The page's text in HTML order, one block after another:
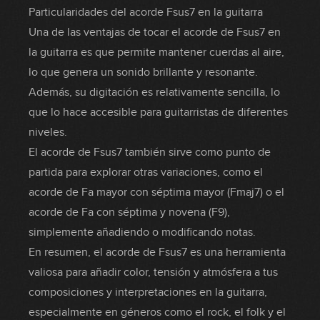
Particularidades del acorde Fsus7 en la guitarra
Una de las ventajas de tocar el acorde de Fsus7 en
la guitarra es que permite mantener cuerdas al aire,
lo que genera un sonido brillante y resonante.
Además, su digitación es relativamente sencilla, lo
que lo hace accesible para guitarristas de diferentes
niveles.
El acorde de Fsus7 también sirve como punto de
partida para explorar otras variaciones, como el
acorde de Fa mayor con séptima mayor (Fmaj7) o el
acorde de Fa con séptima y novena (F9),
simplemente añadiendo o modificando notas.
En resumen, el acorde de Fsus7 es una herramienta
valiosa para añadir color, tensión y atmósfera a tus
composiciones y interpretaciones en la guitarra,
especialmente en géneros como el rock, el folk y el